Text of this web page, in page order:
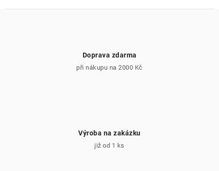
Doprava zdarma
při nákupu na 2000 Kč
Výroba na zakázku
již od 1 ks